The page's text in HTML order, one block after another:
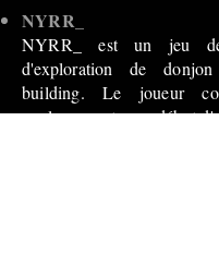
NYRR_
NYRR_ est un jeu
d'exploration de
building. Le joueur
quelques cartes en début